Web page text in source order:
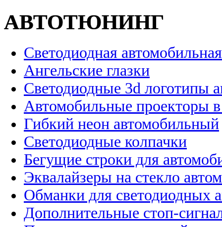
АВТОТЮНИНГ
Светодиодная
Ангельские глазки
Светодиодные 3d логотипы
Автомобильные проекторы
Гибкий неон автомобильный
Светодиодные колпачки
Бегущие строки для
Эквалайзеры на стекло
Обманки для светодиодных
Дополнительные стоп-